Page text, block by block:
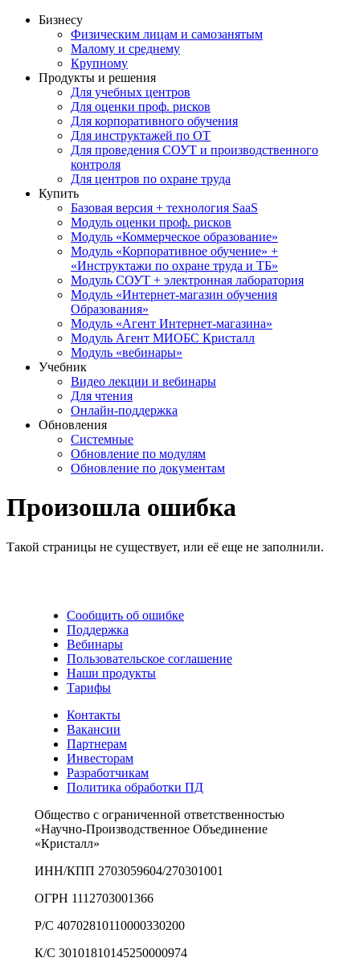
Бизнесу
Физическим лицам и самозанятым
Малому и среднему
Крупному
Продукты и решения
Для учебных центров
Для оценки проф. рисков
Для корпоративного обучения
Для инструктажей по ОТ
Для проведения СОУТ и производственного
контроля
Для центров по охране труда
Купить
Базовая версия + технология SaaS
Модуль оценки проф. рисков
Модуль «Коммерческое образование»
Модуль «Корпоративное обучение» +
«Инструктажи по охране труда и ТБ»
Модуль СОУТ + электронная лаборатория
Модуль «Интернет-магазин обучения
Образования»
Модуль «Агент Интернет-магазина»
Модуль Агент МИОБС Кристалл
Модуль «вебинары»
Учебник
Видео лекции и вебинары
Для чтения
Онлайн-поддержка
Обновления
Системные
Обновление по модулям
Обновление по документам
Произошла ошибка
Такой страницы не существует, или её еще не заполнили.
Сообщить об ошибке
Поддержка
Вебинары
Пользовательское соглашение
Наши продукты
Тарифы
Контакты
Вакансии
Партнерам
Инвесторам
Разработчикам
Политика обработки ПД
Общество с ограниченной ответственностью
«Научно-Производственное Объединение
«Кристалл»
ИНН/КПП 2703059604/270301001
ОГРН 1112703001366
Р/С 40702810110000330200
К/С 30101810145250000974